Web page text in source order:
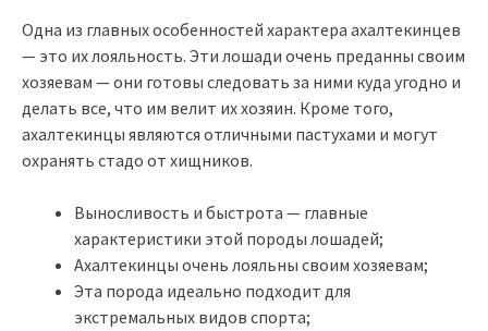
Одна из главных особенностей характера ахалтекинцев
— это их лояльность. Эти лошади очень преданны своим
хозяевам — они готовы следовать за ними куда угодно и
делать все, что им велит их хозяин. Кроме того,
ахалтекинцы являются отличными пастухами и могут
охранять стадо от хищников.
Выносливость и быстрота — главные
характеристики этой породы лошадей;
Ахалтекинцы очень лояльны своим хозяевам;
Эта порода идеально подходит для
экстремальных видов спорта;